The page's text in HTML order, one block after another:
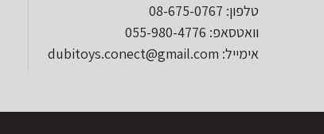
טלפון: 08-675-0767
וואטסאפ: 055-980-4776
אימייל: dubitoys.conect@gmail.com